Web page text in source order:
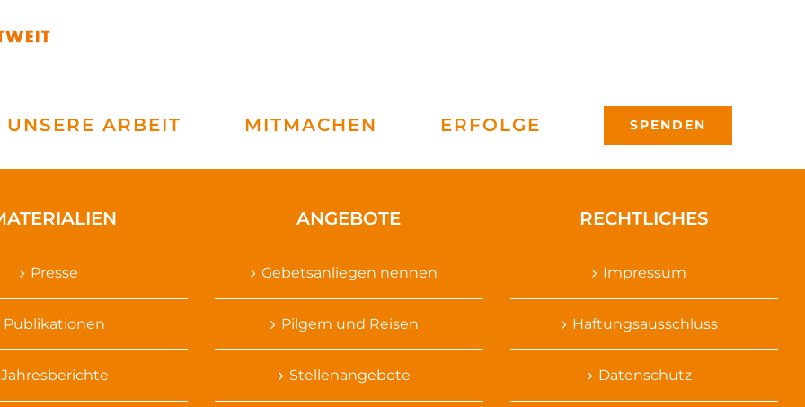
UNSERE ARBEIT MITMACHEN ERFOLGE SPENDEN
Presse
Publikationen
Jahresberichte
ANGEBOTE
Gebetsanliegen nennen
Pilgern und Reisen
Stellenangebote
RECHTLICHES
Impressum
Haftungsausschluss
Datenschutz